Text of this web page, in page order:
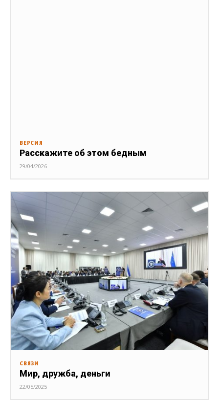
ВЕРСИЯ
Расскажите об этом бедным
29/04/2026
СВЯЗИ
Мир, дружба, деньги
22/05/2025